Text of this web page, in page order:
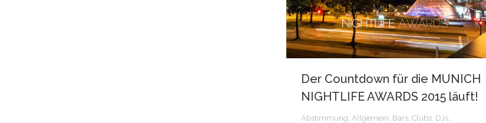
Der Countdown für die MUNICH
NIGHTLIFE AWARDS 2015 läuft!
Abstimmung Allgemein Bars Clubs DJs